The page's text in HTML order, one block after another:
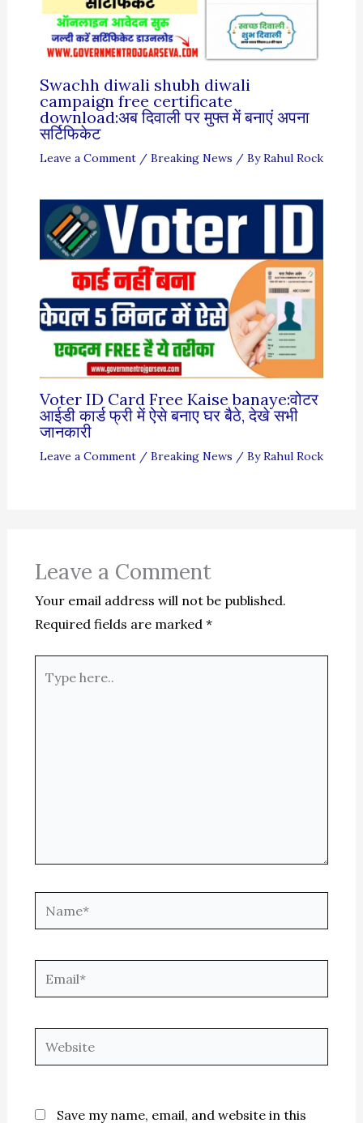
Swachh diwali shubh diwali
campaign free certificate
download:अब दिवाली पर मुफ्त में बनाएं अपना
सर्टिफिकेट
Leave a Comment / Breaking News / ByRahul Rock
Voter ID Card Free Kaise banaye:वोटर
आईडी कार्ड फ्री में ऐसे बनाए घर बैठे, देखे सभी
जानकारी
Leave a Comment / Breaking News / ByRahul Rock
Leave a Comment
Your email address will not be published.
Required fields are marked *
here..
Name*
Email*
Website
Save my name, email, and website in this